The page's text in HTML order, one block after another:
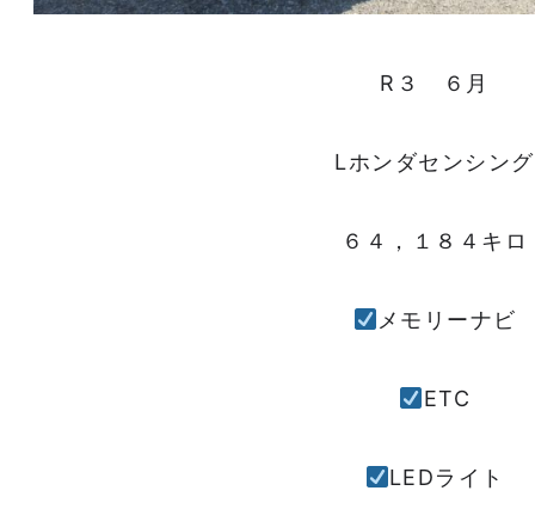
R３ ６月
Lホンダセンシング
６４，１８４キロ
メモリーナビ
ETC
LEDライト